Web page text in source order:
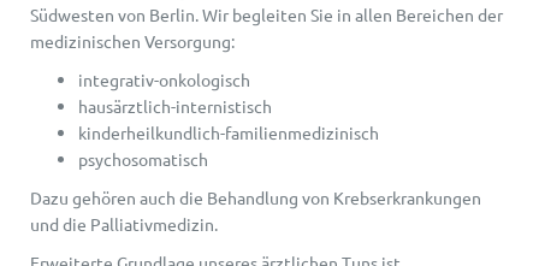
Südwesten von Berlin. Wir begleiten Sie in allen Bereichen der
medizinischen Versorgung:
integrativ-onkologisch
hausärztlich-internistisch
kinderheilkundlich-familienmedizinisch
psychosomatisch
Dazu gehören auch die Behandlung von Krebserkrankungen
und die Palliativmedizin.